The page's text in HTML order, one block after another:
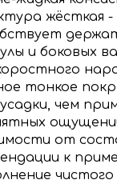
жёсткая -
и боковых
тонкое
чем
от
к